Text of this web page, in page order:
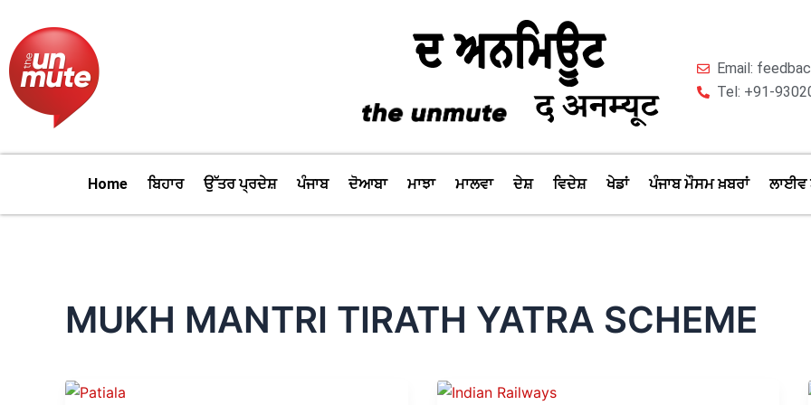
content
Email:
Tel: +91-
Home ਬਿਹਾਰ ਉੱਤਰ ਪ੍ਰਦੇਸ਼ ਪੰਜਾਬ ਦੋਆਬਾ ਮਾਝਾ ਮਾਲਵਾ ਦੇਸ਼ ਵਿਦੇਸ਼ ਖੇਡਾਂ ਪੰਜਾਬ ਮੌਸਮ ਖ਼ਬਰਾਂ ਲਾਈਵ
MUKH MANTRI TIRATH YATRA SCHEME